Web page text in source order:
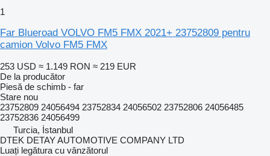
1
Far Blueroad VOLVO FM5 FMX 2021+ 23752809 pentru
camion Volvo FM5 FMX
253 USD ≈ 1.149 RON ≈ 219 EUR
De la producător
Piesă de schimb - far
Stare nou
23752809 24056494 23752834 24056502 23752806 24056485
23752836 24056499
Turcia, İstanbul
DTEK DETAY AUTOMOTIVE COMPANY LTD
Luați legătura cu vânzătorul